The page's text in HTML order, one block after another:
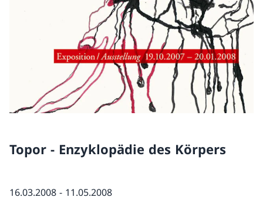
Topor - Enzyklopädie des Körpers
16.03.2008 - 11.05.2008